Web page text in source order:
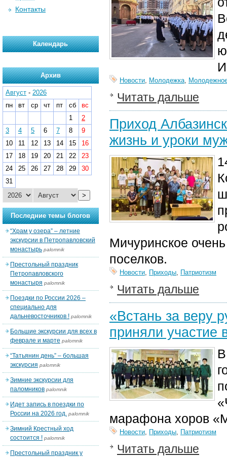
Новости, Молодежка,
Читать дальше
Приход
жизнь и уроки
Мичуринское
поселков.
Новости, Приходы, Патриотизм
Читать дальше
«Встань за веру
приняли участие
марафона хоров
Новости, Приходы, Патриотизм
Читать дальше
Контакты
Календарь
Архив
Август - 2026
пн
вт ср чт пт сб
вс
1
2
3
4 5 6 7 8
9
10
11 12 13 14 15
16
17
18 19 20 21 22
23
24
25 26 27 28 29
30
31
>
Последние темы блогов
“Храм у озера” – летние
экскурсии в Петропавловский
монастырь palomnik
Престольный праздник
Петропавловского
монастыря palomnik
Поездки по России 2026 –
специально для
дальневосточников ! palomnik
Большие экскурсии для всех в
феврале и марте palomnik
“Татьянин день” – большая
экскурсия palomnik
Зимние экскурсии для
паломников palomnik
Идет запись в поездки по
России на 2026 год. palomnik
Зимний Крестный ход
состоится ! palomnik
Престольный праздник у